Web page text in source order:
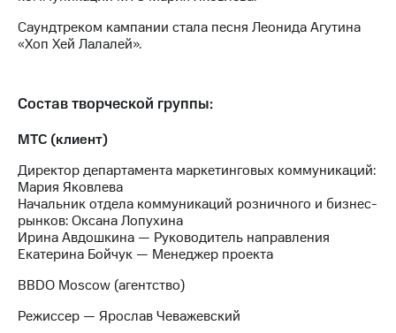
Саундтреком кампании стала песня Леонида Агутина
«Хоп Хей Лалалей».
Состав творческой группы:
МТС (клиент)
Директор департамента маркетинговых коммуникаций:
Мария Яковлева
Начальник отдела коммуникаций розничного и бизнес-
рынков: Оксана Лопухина
Ирина Авдошкина — Руководитель направления
Екатерина Бойчук — Менеджер проекта
BBDO Moscow (агентство)
Режиссер — Ярослав Чеважевский